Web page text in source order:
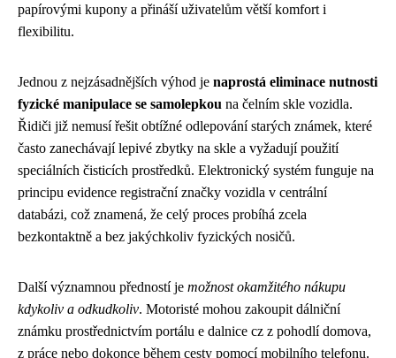
papírovými kupony a přináší uživatelům větší komfort i
flexibilitu.
Jednou z nejzásadnějších výhod je naprostá eliminace nutnosti
fyzické manipulace se samolepkou na čelním skle vozidla.
Řidiči již nemusí řešit obtížné odlepování starých známek, které
často zanechávají lepivé zbytky na skle a vyžadují použití
speciálních čisticích prostředků. Elektronický systém funguje na
principu evidence registrační značky vozidla v centrální
databázi, což znamená, že celý proces probíhá zcela
bezkontaktně a bez jakýchkoliv fyzických nosičů.
Další významnou předností je možnost okamžitého nákupu
kdykoliv a odkudkoliv. Motoristé mohou zakoupit dálniční
známku prostřednictvím portálu e dalnice cz z pohodlí domova,
z práce nebo dokonce během cesty pomocí mobilního telefonu.